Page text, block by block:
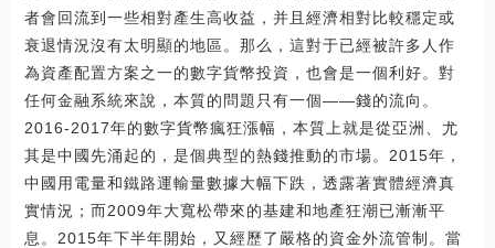
者會回流到一些相對產生高收益，并且經濟相對比較穩定或
衰退情況沒有太明顯的地區。那么，這對于已經被許多人作
為資產配置方案之一的數字貨幣投資，也會是一個利好。對
任何金融系統來說，本質的問題只有一個——錢的流向。
2016-2017年的數字貨幣瘋狂漲幅，本質上就是從亞洲、尤
其是中國先涌起的，是個典型的熱錢推動的市場。2015年，
中國用電量和鐵路運輸量數據大幅下跌，透露著實體經濟真
實情況；而2009年大寬松帶來的基建和地產狂潮已漸漸平
息。2015年下半年開始，又經歷了嚴格的資金外流管制。當